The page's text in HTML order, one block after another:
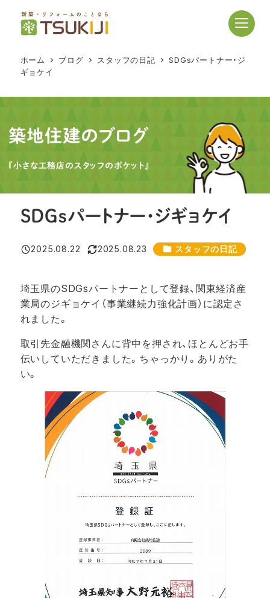
へ
動
ホーム ブログ スタッフの日記
SDGsパートナー・ジ
ギョケイ
築地住建のブログ
『小さな工務店のスタッフのポケット』
SDGsパートナー・ジギョケイ
投稿日
2025.08.22
更新日
2025.08.23 カテゴリー
スタッフの日記
埼玉県のSDGsパートナーとして登録、関東経済産
業局のジギョケイ（事業継続力強化計画）に認定さ
れました。
取引先金融機関さんに背中を押され、ほとんどお手
伝いしていただきました。ちゃっかり。ありがた
い。